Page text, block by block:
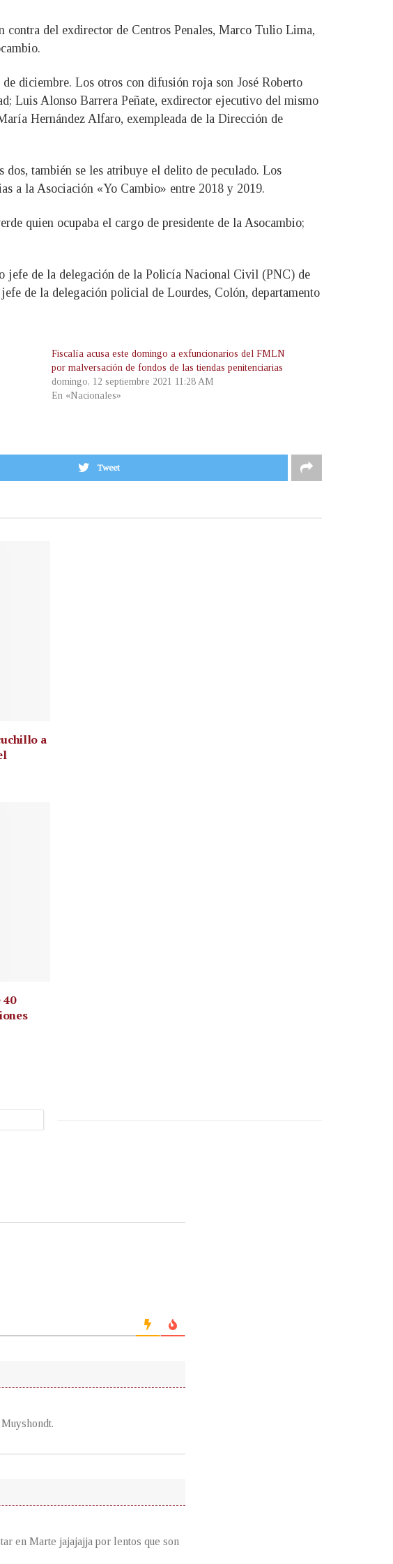
del exdirector de Centros Penales, Marco Tulio Lima,
diciembre. Los otros con difusión roja son José Roberto
Luis Alonso Barrera Peñate, exdirector ejecutivo del mismo
Hernández Alfaro, exempleada de la Dirección de
también se les atribuye el delito de peculado. Los
a la Asociación «Yo Cambio» entre 2018 y 2019.
quien ocupaba el cargo de presidente de la Asocambio;
jefe de la delegación de la Policía Nacional Civil (PNC) de
de la delegación policial de Lourdes, Colón, departamento
Fiscalía acusa este domingo a exfuncionarios del FMLN
por malversación de fondos de las tiendas penitenciarias
domingo, 12 septiembre 2021 11:28 AM
En «Nacionales»
Tweet
a
40
en Marte jajajajja por lentos que son